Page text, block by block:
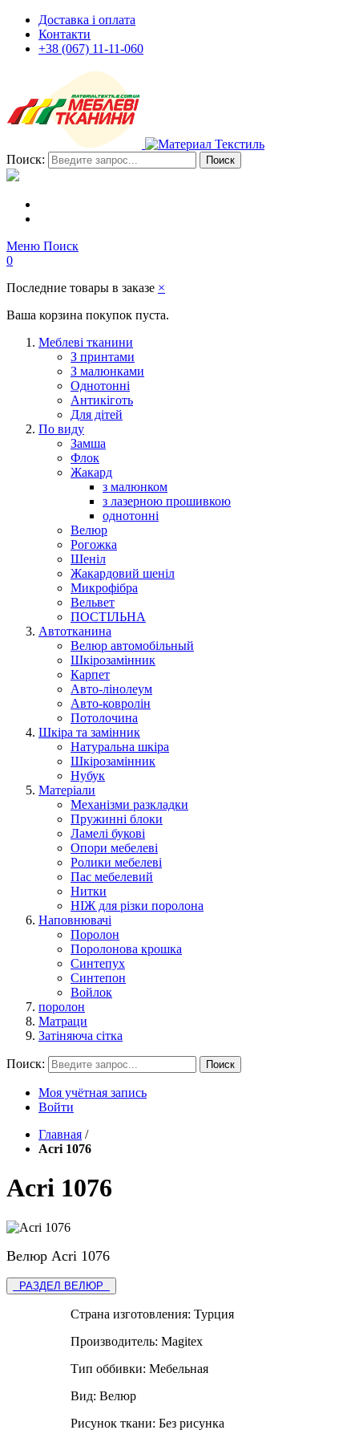
Доставка і оплата
Контакти
+38 (067) 11-11-060
Поиск: Поиск
Меню Поиск
0
Последние товары в заказе ×
Ваша корзина покупок пуста.
Меблеві тканини
З принтами
З малюнками
Однотонні
Антикіготь
Для дітей
По виду
Замша
Флок
Жакард
з малюнком
з лазерною прошивкою
однотонні
Велюр
Рогожка
Шеніл
Жакардовий шеніл
Микрофібра
Вельвет
ПОСТІЛЬНА
Автотканина
Велюр автомобільный
Шкірозамінник
Карпет
Авто-лінолеум
Авто-ковролін
Потолочина
Шкіра та замінник
Натуральна шкіра
Шкірозамінник
Нубук
Матеріали
Механізми разкладки
Пружинні блоки
Ламелі букові
Опори мебелеві
Ролики мебелеві
Пас мебелевий
Нитки
НІЖ для різки поролона
Наповнювачі
Поролон
Поролонова крошка
Синтепух
Синтепон
Войлок
поролон
Матраци
Затіняюча сітка
Поиск: Поиск
Моя учётная запись
Войти
Главная /
Acri 1076
Acri 1076
Велюр Acri 1076
РАЗДЕЛ ВЕЛЮР
Страна изготовления: Турция
Производитель: Magitex
Тип оббивки: Мебельная
Вид: Велюр
Рисунок ткани: Без рисунка